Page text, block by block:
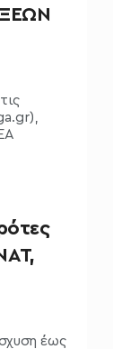
έως